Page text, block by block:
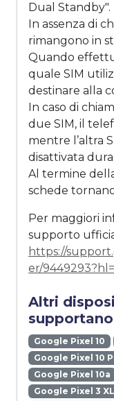
Dual Standby".
In assenza di
rimangono in
Quando
quale SIM
destinare alla
In caso di
due SIM, il
mentre l’altra
disattivata
Al termine
schede
Per maggiori
supporto
https://
er/
Altri
Google Pixel 10
Google Pixel 10
Google Pixel 10a
Google Pixel 3 XL